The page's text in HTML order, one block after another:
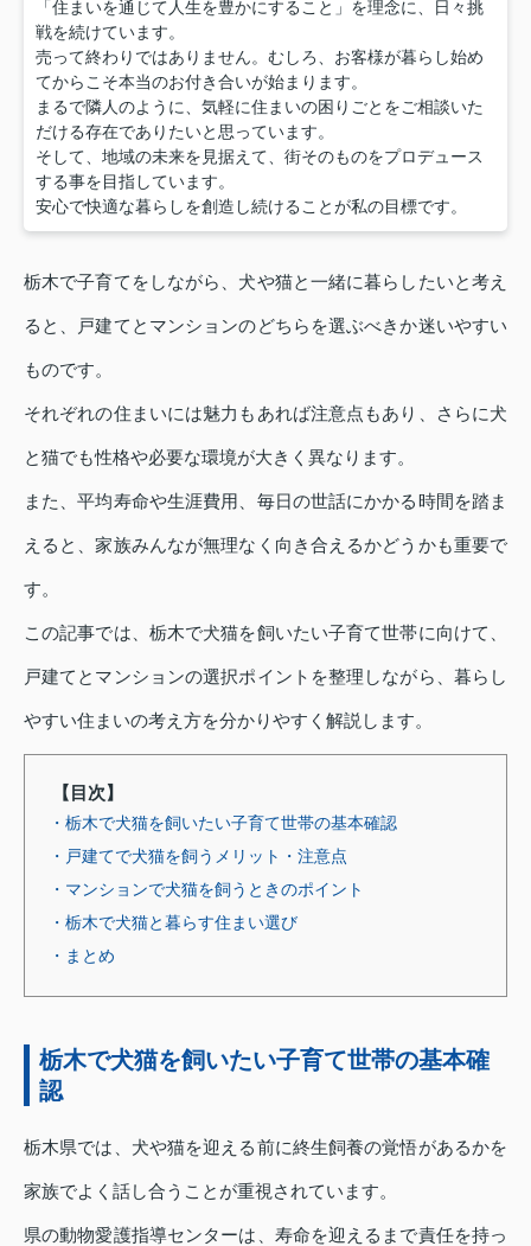
「住まいを通じて人生を豊かにすること」を理念に、日々挑
戦を続けています。
売って終わりではありません。むしろ、お客様が暮らし始め
てからこそ本当のお付き合いが始まります。
まるで隣人のように、気軽に住まいの困りごとをご相談いた
だける存在でありたいと思っています。
そして、地域の未来を見据えて、街そのものをプロデュース
する事を目指しています。
安心で快適な暮らしを創造し続けることが私の目標です。
栃木で子育てをしながら、犬や猫と一緒に暮らしたいと考え
ると、戸建てとマンションのどちらを選ぶべきか迷いやすい
ものです。
それぞれの住まいには魅力もあれば注意点もあり、さらに犬
と猫でも性格や必要な環境が大きく異なります。
また、平均寿命や生涯費用、毎日の世話にかかる時間を踏ま
えると、家族みんなが無理なく向き合えるかどうかも重要で
す。
この記事では、栃木で犬猫を飼いたい子育て世帯に向けて、
戸建てとマンションの選択ポイントを整理しながら、暮らし
やすい住まいの考え方を分かりやすく解説します。
【目次】
・栃木で犬猫を飼いたい子育て世帯の基本確認
・戸建てで犬猫を飼うメリット・注意点
・マンションで犬猫を飼うときのポイント
・栃木で犬猫と暮らす住まい選び
・まとめ
栃木で犬猫を飼いたい子育て世帯の基本確
認
栃木県では、犬や猫を迎える前に終生飼養の覚悟があるかを
家族でよく話し合うことが重視されています。
県の動物愛護指導センターは、寿命を迎えるまで責任を持っ